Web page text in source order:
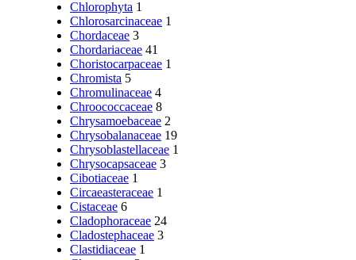
Chlorophyta 1
Chlorosarcinaceae 1
Chordaceae 3
Chordariaceae 41
Choristocarpaceae 1
Chromista 5
Chromulinaceae 4
Chroococcaceae 8
Chrysamoebaceae 2
Chrysobalanaceae 19
Chrysoblastellaceae 1
Chrysocapsaceae 3
Cibotiaceae 1
Circaeasteraceae 1
Cistaceae 6
Cladophoraceae 24
Cladostephaceae 3
Clastidiaceae 1